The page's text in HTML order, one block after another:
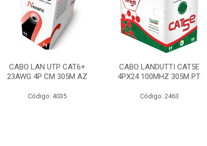
CABO LAN UTP CAT6+
23AWG 4P CM 305M AZ
Código: 4035
CABO LANDUTTI CAT5E
4PX24 100MHZ 305M PT
Código: 2463